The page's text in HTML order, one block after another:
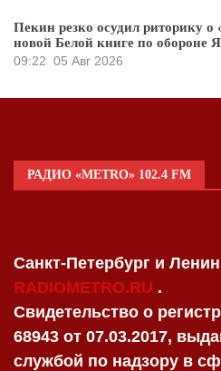
Пекин резко осудил риторику о
новой Белой книге по обороне
09:22 05 Авг 2026
РАДИО «METRO» 102.4 FM
Санкт-Петербург и
RADIOMETRO.RU .
Свидетельство о
68943 от 07.03.2017,
службой по надзору в